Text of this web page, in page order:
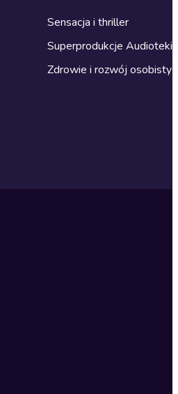
Sensacja i thriller
Superprodukcje Audioteki
Zdrowie i rozwój osobisty